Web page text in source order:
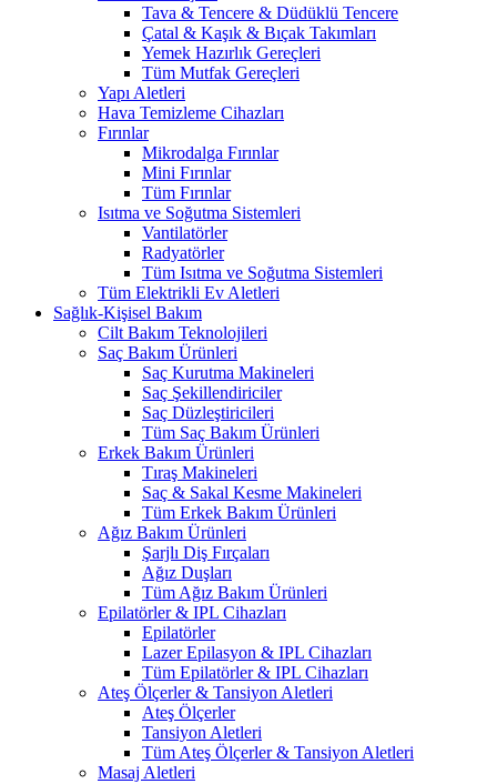
Tava & Tencere & Düdüklü Tencere
Çatal & Kaşık & Bıçak Takımları
Yemek Hazırlık Gereçleri
Tüm Mutfak Gereçleri
Yapı Aletleri
Hava Temizleme Cihazları
Fırınlar
Mikrodalga Fırınlar
Mini Fırınlar
Tüm Fırınlar
Isıtma ve Soğutma Sistemleri
Vantilatörler
Radyatörler
Tüm Isıtma ve Soğutma Sistemleri
Tüm Elektrikli Ev Aletleri
Sağlık-Kişisel Bakım
Cilt Bakım Teknolojileri
Saç Bakım Ürünleri
Saç Kurutma Makineleri
Saç Şekillendiriciler
Saç Düzleştiricileri
Tüm Saç Bakım Ürünleri
Erkek Bakım Ürünleri
Tıraş Makineleri
Saç & Sakal Kesme Makineleri
Tüm Erkek Bakım Ürünleri
Ağız Bakım Ürünleri
Şarjlı Diş Fırçaları
Ağız Duşları
Tüm Ağız Bakım Ürünleri
Epilatörler & IPL Cihazları
Epilatörler
Lazer Epilasyon & IPL Cihazları
Tüm Epilatörler & IPL Cihazları
Ateş Ölçerler & Tansiyon Aletleri
Ateş Ölçerler
Tansiyon Aletleri
Tüm Ateş Ölçerler & Tansiyon Aletleri
Masaj Aletleri